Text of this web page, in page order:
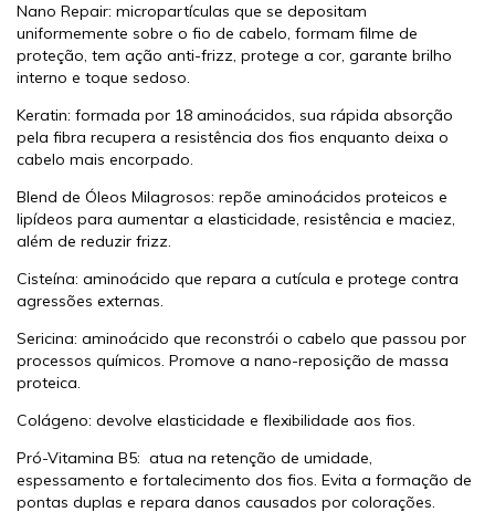
Nano Repair: micropartículas que se depositam
uniformemente sobre o fio de cabelo, formam filme de
proteção, tem ação anti-frizz, protege a cor, garante brilho
interno e toque sedoso.
Keratin: formada por 18 aminoácidos, sua rápida absorção
pela fibra recupera a resistência dos fios enquanto deixa o
cabelo mais encorpado.
Blend de Óleos Milagrosos: repõe aminoácidos proteicos e
lipídeos para aumentar a elasticidade, resistência e maciez,
além de reduzir frizz.
Cisteína: aminoácido que repara a cutícula e protege contra
agressões externas.
Sericina: aminoácido que reconstrói o cabelo que passou por
processos químicos. Promove a nano-reposição de massa
proteica.
Colágeno: devolve elasticidade e flexibilidade aos fios.
Pró-Vitamina B5: atua na retenção de umidade,
espessamento e fortalecimento dos fios. Evita a formação de
pontas duplas e repara danos causados por colorações.